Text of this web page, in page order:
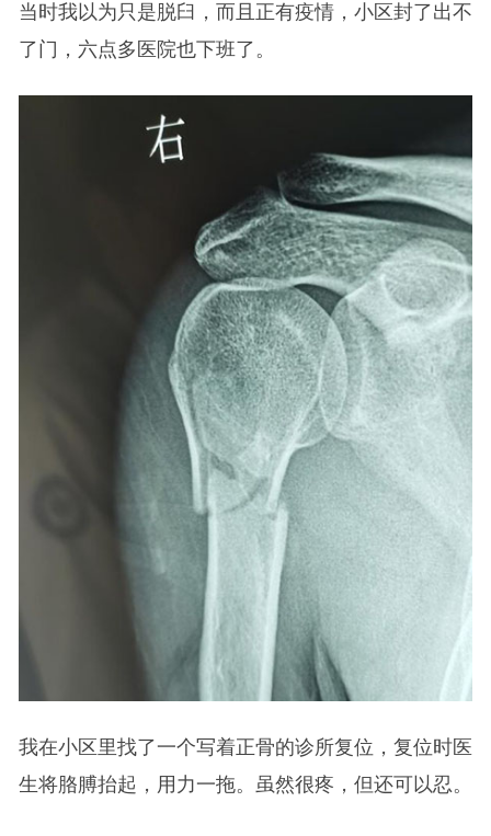
当时我以为只是脱臼，而且正有疫情，小区封了出不
了门，六点多医院也下班了。
我在小区里找了一个写着正骨的诊所复位，复位时医
生将胳膊抬起，用力一拖。虽然很疼，但还可以忍。